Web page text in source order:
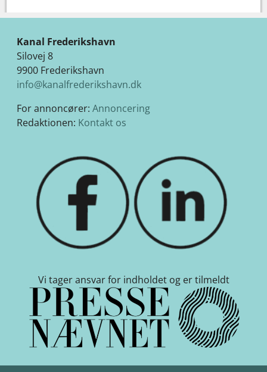
Kanal Frederikshavn
Silovej 8
9900 Frederikshavn
info@kanalfrederikshavn.dk
For annoncører: Annoncering
Redaktionen: Kontakt os
Vi tager ansvar for indholdet og er tilmeldt